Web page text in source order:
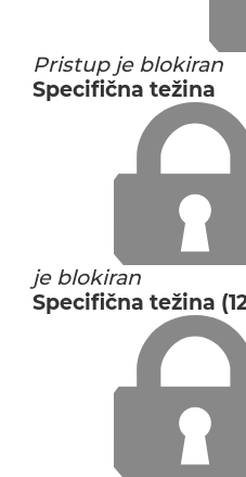
Pristup je blokiran
Specifična težina
je blokiran
Specifična težina